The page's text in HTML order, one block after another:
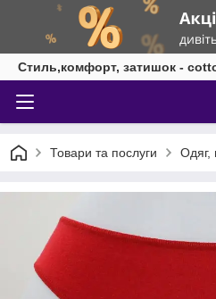
Стиль,комфорт, затишок -
Товари та послуги Одяг,